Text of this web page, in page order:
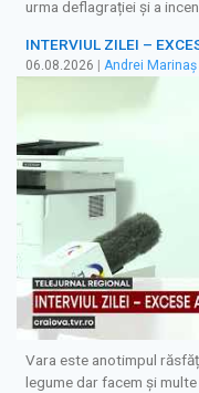
urma deflagrației și a
INTERVIUL ZILEI –
06.08.2026 Andrei Marinaș
Vara este anotimpul
legume dar facem și